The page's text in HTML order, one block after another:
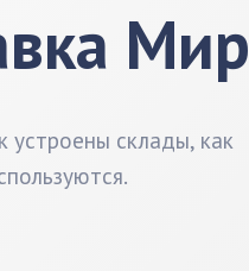
Мир
склады, как